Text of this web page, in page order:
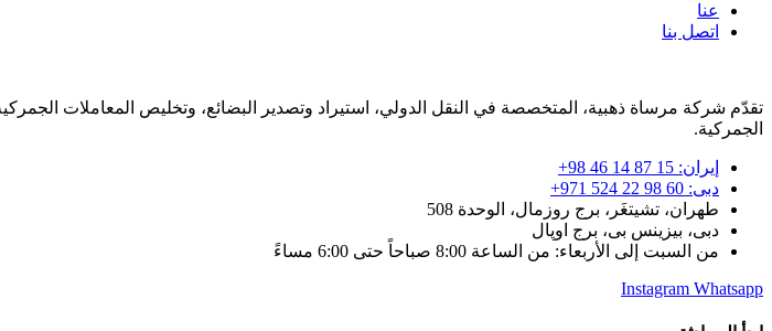
عنا
اتصل بنا
تقدّم شركة مرساة ذهبية، المتخصصة في النقل الدولي، استيراد وتصدير البضائع، وتخليص المعاملات
الجمركية.
إيران: 15 87 14 46 98+
دبی: 60 98 22 524 971+
طهران، تشيتغَر، برج روزمال، الوحدة 508
دبی، بیزینس بی، برج اوپال
من السبت إلى الأربعاء: من الساعة 8:00 صباحاً حتى 6:00 مساءً
Instagram Whatsapp